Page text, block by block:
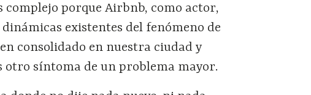
complejo porque Airbnb, como actor,
existentes del fenómeno de
consolidado en nuestra ciudad y
otro síntoma de un problema mayor.